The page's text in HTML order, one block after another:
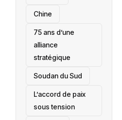
Chine
75 ans d’une
alliance
stratégique
‎Soudan du Sud
L’accord de paix
sous tension